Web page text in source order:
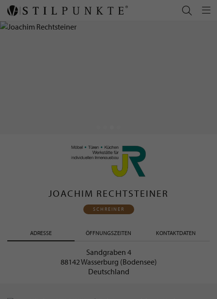
JOACHIM RECHTSTEINER
SCHREINER
ADRESSE ÖFFNUNGSZEITEN KONTAKTDATEN
Sandgraben 4
88142 Wasserburg (Bodensee)
Deutschland